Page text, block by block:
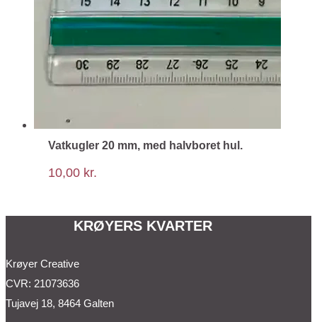
Vatkugler 20 mm, med halvboret hul.
10,00 kr.
KRØYERS KVARTER
Krøyer Creative
CVR: 21073636
Tujavej 18, 8464 Galten